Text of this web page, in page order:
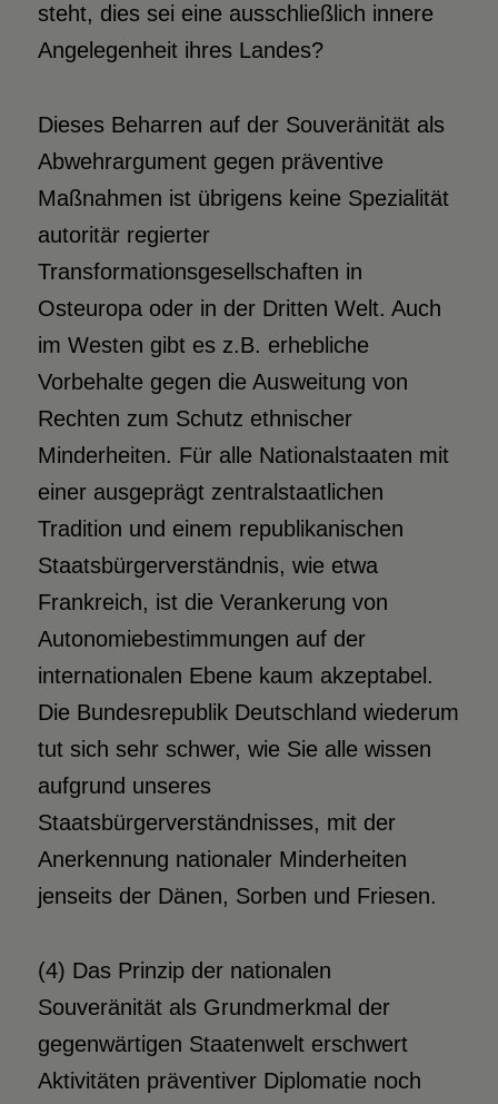
steht, dies sei eine ausschließlich innere
Angelegenheit ihres Landes?
Dieses Beharren auf der Souveränität als
Abwehrargument gegen präventive
Maßnahmen ist übrigens keine Spezialität
autoritär regierter
Transformationsgesellschaften in
Osteuropa oder in der Dritten Welt. Auch
im Westen gibt es z.B. erhebliche
Vorbehalte gegen die Ausweitung von
Rechten zum Schutz ethnischer
Minderheiten. Für alle Nationalstaaten mit
einer ausgeprägt zentralstaatlichen
Tradition und einem republikanischen
Staatsbürgerverständnis, wie etwa
Frankreich, ist die Verankerung von
Autonomiebestimmungen auf der
internationalen Ebene kaum akzeptabel.
Die Bundesrepublik Deutschland wiederum
tut sich sehr schwer, wie Sie alle wissen
aufgrund unseres
Staatsbürgerverständnisses, mit der
Anerkennung nationaler Minderheiten
jenseits der Dänen, Sorben und Friesen.
(4) Das Prinzip der nationalen
Souveränität als Grundmerkmal der
gegenwärtigen Staatenwelt erschwert
Aktivitäten präventiver Diplomatie noch